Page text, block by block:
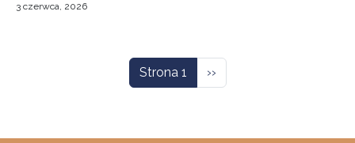
3 czerwca, 2026
Strona 1 Następna strona
››